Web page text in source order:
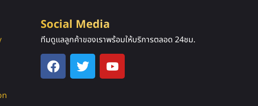
Social Media
ทีมดูแลลูกค้าของเราพร้อมให้บริการตลอด 24ชม.